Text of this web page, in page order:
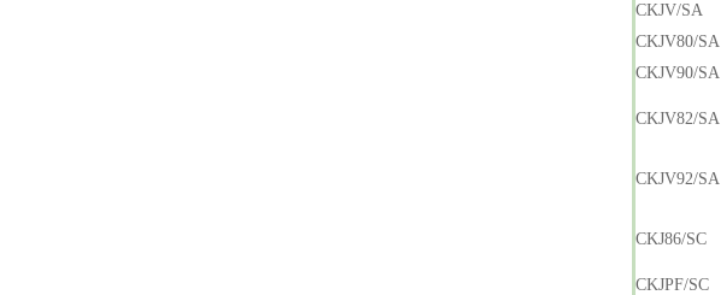
CKJV/SA
CKJV80/SA
CKJV90/SA
CKJV82/SA
CKJV92/SA
CKJ86/SC
CKJPF/SC